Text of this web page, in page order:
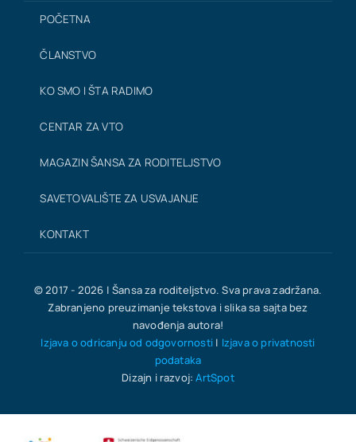
POČETNA
ČLANSTVO
KO SMO I ŠTA RADIMO
CENTAR ZA VTO
MAGAZIN ŠANSA ZA RODITELJSTVO
SAVETOVALIŠTE ZA USVAJANJE
KONTAKT
© 2017 - 2026 | Šansa za roditeljstvo. Sva prava zadržana.
Zabranjeno preuzimanje tekstova i slika sa sajta bez
navođenja autora!
Izjava o odricanju od odgovornosti | Izjava o privatnosti
podataka
Dizajn i razvoj:ArtSpot